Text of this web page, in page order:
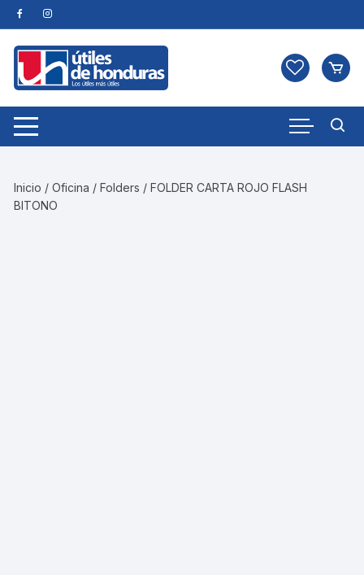
Skip
to
content
Inicio /Oficina /Folders / FOLDER CARTA ROJO FLASH
BITONO